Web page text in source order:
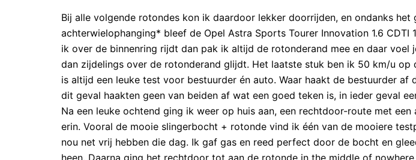
Bij alle volgende rotondes kon ik daardoor lekker doorrijden, en ondanks het
achterwielophanging* bleef de Opel Astra Sports Tourer Innovation 1.6 CDTI
ik over de binnenring rijdt dan pak ik altijd de rotonderand mee en daar voel
dan zijdelings over de rotonderand glijdt. Het laatste stuk ben ik 50 km/u op
is altijd een leuke test voor bestuurder én auto. Waar haakt de bestuurder af
dit geval haakten geen van beiden af wat een goed teken is, in ieder geval
Na een leuke ochtend ging ik weer op huis aan, een rechtdoor-route met
erin. Vooral de mooie slingerbocht + rotonde vind ik één van de mooiere
nou net vrij hebben die dag. Ik gaf gas en reed perfect door de bocht en